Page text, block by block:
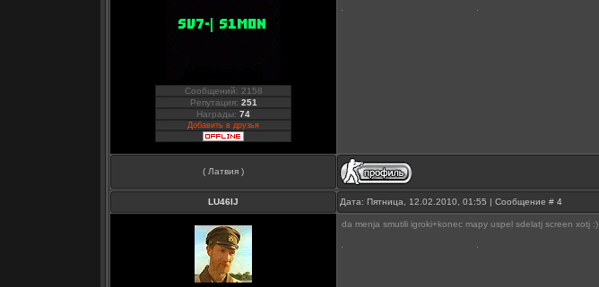
Сообщений: 2158
Репутация: 251
Награды: 74
Добавить в друзья
( Латвия )
LU46IJ Дата: Пятница, 12.02.2010, 01:55 | Сообщение # 4
da menja smutili igroki+konec mapy uspel sdelatj screen xotj :)